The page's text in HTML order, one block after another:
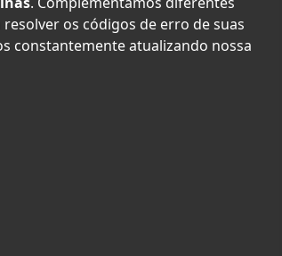
os códigos de erro de suas
constantemente atualizando nossa